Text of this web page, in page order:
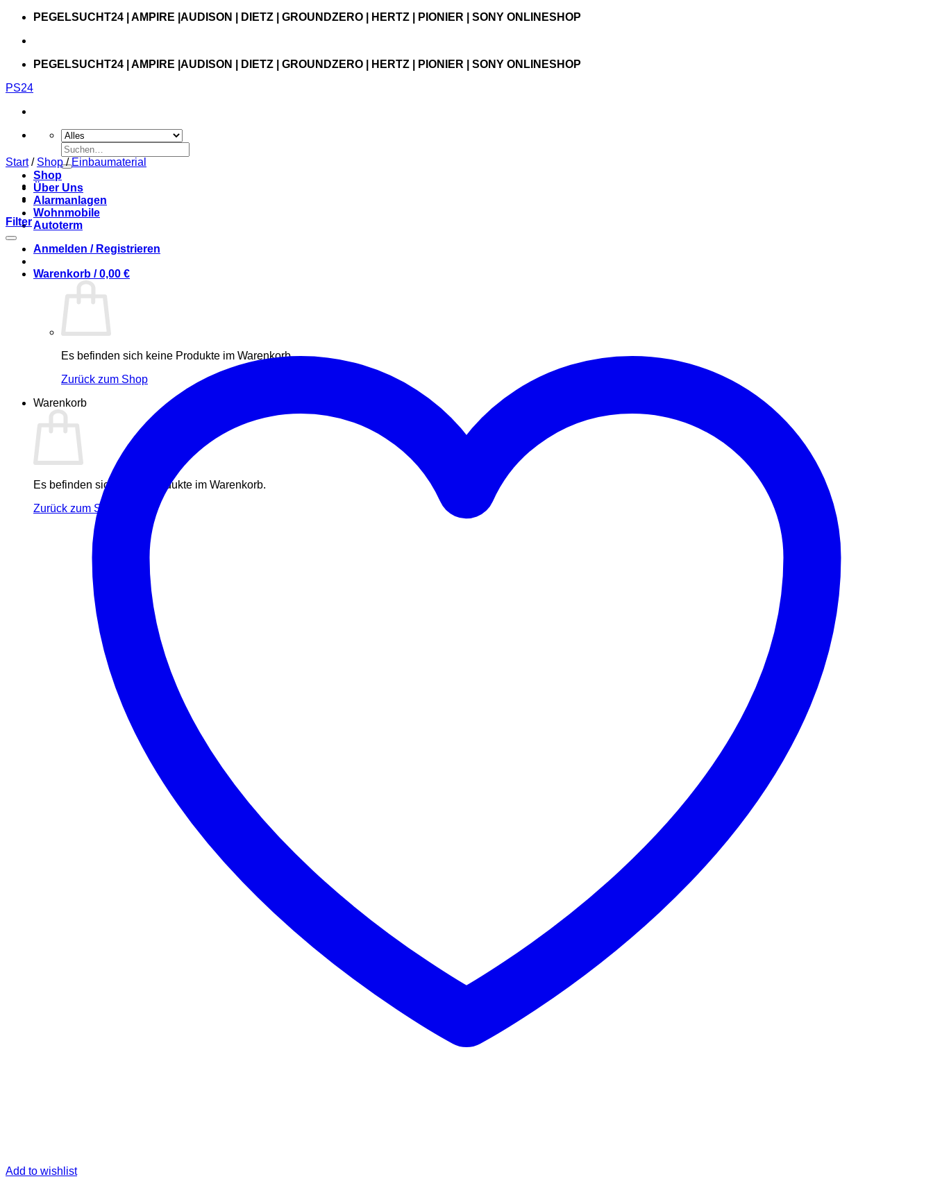
Zum
springen
PEGELSUCHT24 | AMPIRE |AUDISON | DIETZ | GROUNDZERO | HERTZ | PIONIER | SONY ONLINESHOP
PEGELSUCHT24 | AMPIRE |AUDISON | DIETZ | GROUNDZERO | HERTZ | PIONIER | SONY ONLINESHOP
PS24
Suchen
nach:
Shop
Über Uns
Alarmanlagen
Wohnmobile
Autoterm
Anmelden / Registrieren
Warenkorb /0,00 €
Es befinden sich keine Produkte im Warenkorb.
Zurück zum Shop
Warenkorb
Es befinden sich keine Produkte im Warenkorb.
Zurück zum Shop
Start / Shop / Einbaumaterial
Filter
Add to wishlist